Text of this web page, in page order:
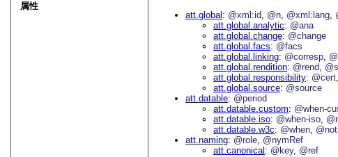
属性
att.global
@xml:id @n @xml:lang
att.global.analytic
@ana
att.global.change @change
att.global.facs
@facs
att.global.linking @corresp
att.global.rendition @rend
att.global.responsibility @cert
att.global.source @source
att.datable @period
att.datable.custom
@when-
att.datable.iso @when-iso
att.datable.w3c
@when
att.naming @role @nymRef
att.canonical
@key @ref